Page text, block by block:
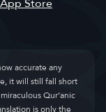
accurate any
it will still fall short
Qur’anic